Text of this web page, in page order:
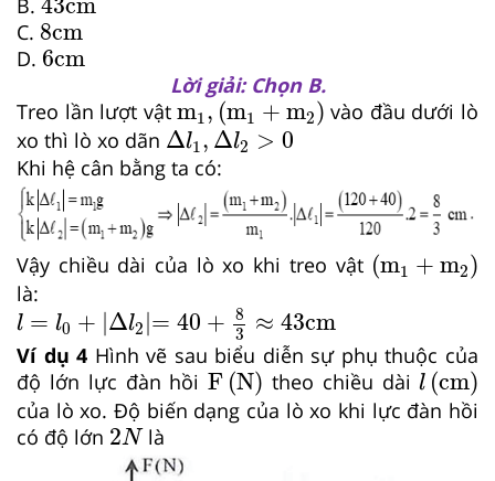
B. 43cm
C. 8cm
8cm
D. 6cm
6cm
Lời giải: Chọn B.
Treo lần lượt vậtm1, (m1 + m2)
m1,m1+m2
vào đầu dưới lò
xo thì lò xo dãn Δl1, Δl2 > 0
Δl1,Δl2>0
Khi hệ cân bằng ta có:
Vậy chiều dài của lò xo khi treo vật (m1 + m2)
m1 m2
là:
l = l0 + Δl2
l= 0+ Δ l 2| = 40 + 8
3
≈ 43cm
40+ 8 3≈ cm
Ví dụ 4 Hình vẽ sau biểu diễn sự phụ thuộc của
độ lớn lực đàn hồiF (N)
FN theo chiều dàil (cm)
lcm
của lò xo. Độ biến dạng của lò xo khi lực đàn hồi
có độ lớn 2N
2Nlà